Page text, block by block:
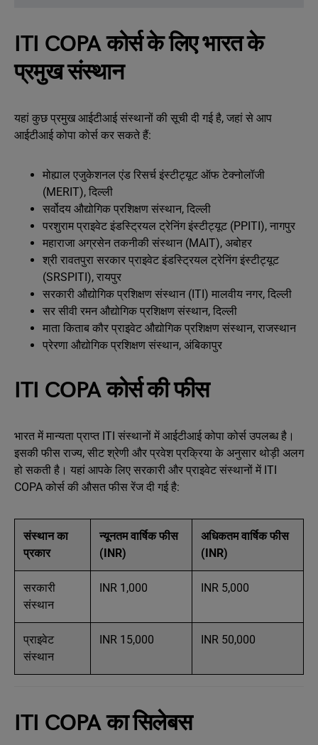
ITI COPA कोर्स के लिए भारत के
प्रमुख संस्थान
यहां कुछ प्रमुख आईटीआई संस्थानों की सूची दी गई है, जहां से आप
आईटीआई कोपा कोर्स कर सकते हैं:
मोह्याल एजुकेशनल एंड रिसर्च इंस्टीट्यूट ऑफ टेक्नोलॉजी
(MERIT), दिल्ली
सर्वोदय औद्योगिक प्रशिक्षण संस्थान, दिल्ली
परशुराम प्राइवेट इंडस्ट्रियल ट्रेनिंग इंस्टीट्यूट (PPITI), नागपुर
महाराजा अग्रसेन तकनीकी संस्थान (MAIT), अबोहर
श्री रावतपुरा सरकार प्राइवेट इंडस्ट्रियल ट्रेनिंग इंस्टीट्यूट
(SRSPITI), रायपुर
सरकारी औद्योगिक प्रशिक्षण संस्थान (ITI) मालवीय नगर, दिल्ली
सर सीवी रमन औद्योगिक प्रशिक्षण संस्थान, दिल्ली
माता किताब कौर प्राइवेट औद्योगिक प्रशिक्षण संस्थान, राजस्थान
प्रेरणा औद्योगिक प्रशिक्षण संस्थान, अंबिकापुर
ITI COPA कोर्स की फीस
भारत में मान्यता प्राप्त ITI संस्थानों में आईटीआई कोपा कोर्स उपलब्ध है।
इसकी फीस राज्य, सीट श्रेणी और प्रवेश प्रक्रिया के अनुसार थोड़ी अलग
हो सकती है। यहां आपके लिए सरकारी और प्राइवेट संस्थानों में ITI
COPA कोर्स की औसत फीस रेंज दी गई है:
संस्थान का
प्रकार
न्यूनतम वार्षिक फीस
(INR)
अधिकतम वार्षिक फीस
(INR)
सरकारी
संस्थान
INR 1,000 INR 5,000
प्राइवेट
संस्थान
INR 15,000 INR 50,000
ITI COPA का सिलेबस